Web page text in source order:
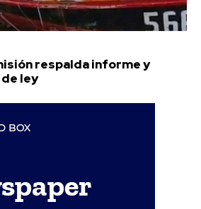
respalda informe y
ley